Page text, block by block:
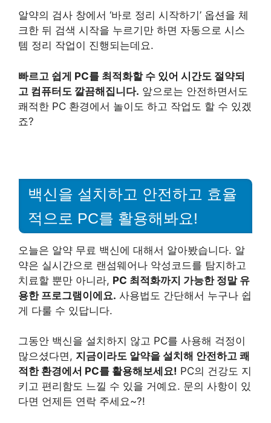
알약의 검사 창에서 ‘바로 정리 시작하기’ 옵션을 체
크한 뒤 검색 시작을 누르기만 하면 자동으로 시스
템 정리 작업이 진행되는데요.
빠르고 쉽게 PC를 최적화할 수 있어 시간도 절약되
고 컴퓨터도 깔끔해집니다. 앞으로는 안전하면서도
쾌적한 PC 환경에서 놀이도 하고 작업도 할 수 있겠
죠?
백신을 설치하고 안전하고 효율
적으로 PC를 활용해봐요!
오늘은 알약 무료 백신에 대해서 알아봤습니다. 알
약은 실시간으로 랜섬웨어나 악성코드를 탐지하고
치료할 뿐만 아니라, PC 최적화까지 가능한 정말 유
용한 프로그램이에요. 사용법도 간단해서 누구나 쉽
게 다룰 수 있답니다.
그동안 백신을 설치하지 않고 PC를 사용해 걱정이
많으셨다면, 지금이라도 알약을 설치해 안전하고 쾌
적한 환경에서 PC를 활용해보세요! PC의 건강도 지
키고 편리함도 느낄 수 있을 거예요. 문의 사항이 있
다면 언제든 연락 주세요~?!